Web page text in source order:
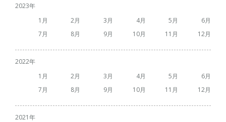
2023
1
2 3 4 5
6
7
8 9 10 11 12
2022
1
2 3 4 5
6
7
8 9 10 11 12
2021